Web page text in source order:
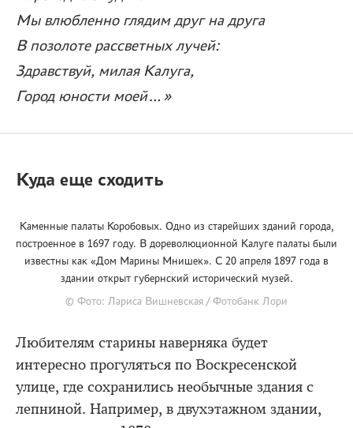
Мы влюбленно глядим друг на друга
В позолоте рассветных лучей:
Здравствуй, милая Калуга,
Город юности моей…»
Куда еще сходить
Каменные палаты Коробовых. Одно из старейших зданий города,
построенное в 1697 году. В дореволюционной Калуге палаты были
известны как «Дом Марины Мнишек». С 20 апреля 1897 года в
здании открыт губернский исторический музей.
© Фото: Лариса Вишневская / Фотобанк Лори
Любителям старины наверняка будет
интересно прогуляться по Воскресенской
улице, где сохранились необычные здания с
лепниной. Например, в двухэтажном здании,